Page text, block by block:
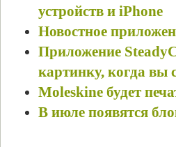
устройств и iPhone
Новостное
Приложение
картинку, когда вы
Moleskine будет
В июле появятся